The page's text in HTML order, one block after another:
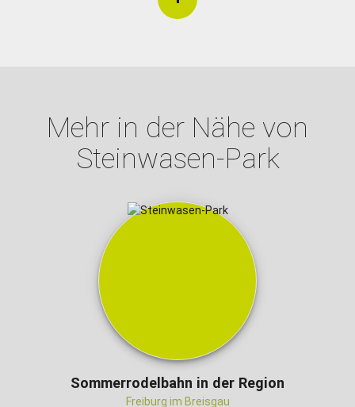
Mehr in der Nähe von
Steinwasen-Park
Sommerrodelbahn in der Region
Freiburg im Breisgau